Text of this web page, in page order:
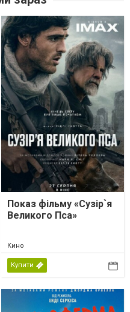
Показ фільму «Сузір`я
Великого Пса»
Кино
Купити